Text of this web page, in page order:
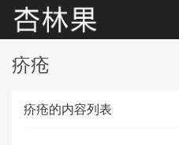
疥疮
疥疮的内容列表